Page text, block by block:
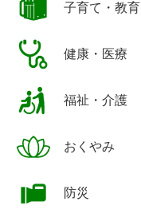
子育て・教育
健康・医療
福祉・介護
おくやみ
防災